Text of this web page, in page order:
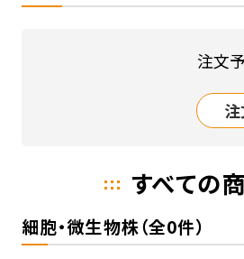
注文
すべての
細胞・微生物株（全0件）